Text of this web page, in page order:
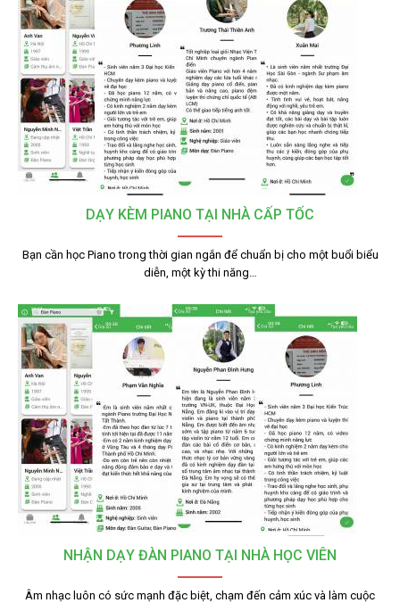
DẠY KÈM PIANO TẠI NHÀ CẤP TỐC
Bạn cần học Piano trong thời gian ngắn để chuẩn bị cho một buổi biểu
diễn, một kỳ thi năng…
NHẬN DẠY ĐÀN PIANO TẠI NHÀ HỌC VIÊN
Âm nhạc luôn có sức mạnh đặc biệt, chạm đến cảm xúc và làm cuộc